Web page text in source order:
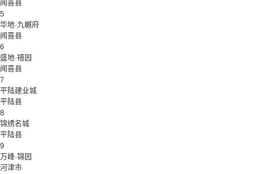
闻喜县
5
华地·九樾府
闻喜县
6
盛地·禧园
闻喜县
7
平陆建业城
平陆县
8
锦绣名城
平陆县
9
万峰·锦园
河津市